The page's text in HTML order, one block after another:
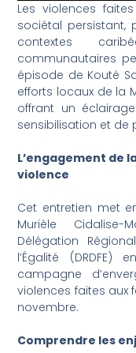
Les violences
sociétal persistant,
contextes
communautaires
épisode de Kouté
efforts locaux de la
offrant un
sensibilisation et de
L’engagement de
violence
Cet entretien met
Murièle
Délégation
l’Égalité
campagne
violences faites aux
novembre.
Comprendre les